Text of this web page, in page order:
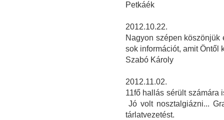
Petkáék
2012.10.22.
Nagyon szépen
sok információt, amit
Szabó Károly
2012.11.02.
11fő hallás sérült számára
Jó volt nosztalgiázni...
tárlatvezetést.